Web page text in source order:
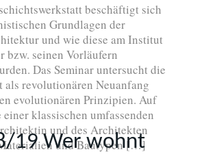
beschäftigt sich
Grundlagen der
und wie diese am Institut
seinen Vorläufern
Das Seminar untersucht die
als revolutionären Neuanfang
evolutionären Prinzipien. Auf
klassischen umfassenden
und des Architekten
und Bautypen […]
19 Wer wohnt